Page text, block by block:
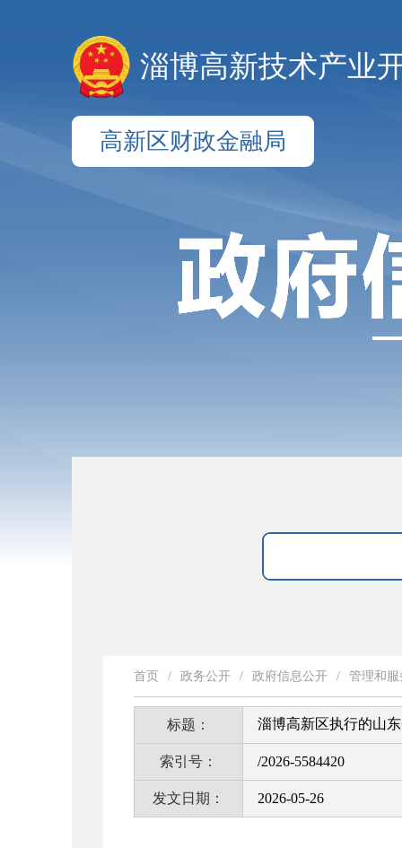
淄博高新技术产业
高新区财政金融局
首页 / 政务公开 / 政府信息公开 / 管理和
标题： 淄博高新区执行的山
索引号： /2026-5584420
发文日期： 2026-05-26